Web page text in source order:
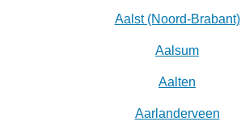
Aalst (Noord-Brabant)
Aalsum
Aalten
Aarlanderveen